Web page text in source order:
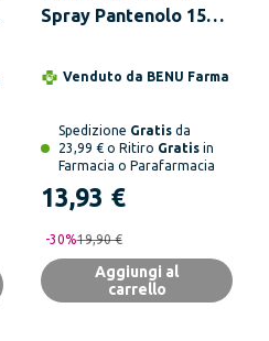
Spray Pantenolo 150
Venduto da BENU Farma
Spedizione Gratis da
23,99 € o Ritiro Gratis in
Farmacia o Parafarmacia
13,93 €
-30%19,90 €
Aggiungi al
carrello